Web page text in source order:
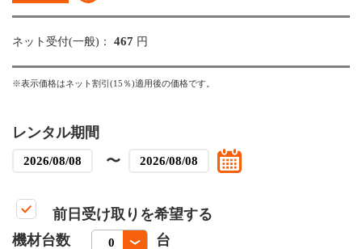
ネット受付(一般)： 467 円
※表示価格はネット割引(15％)適用後の価格です。
レンタル期間
〜
前日受け取りを希望する
機材台数
台